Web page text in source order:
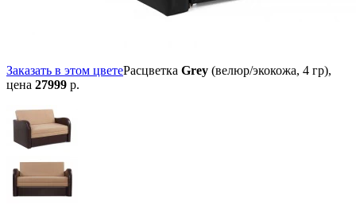
Заказать в этом цветеРасцветка Grey (велюр/экокожа, 4 гр),
цена 27999 р.